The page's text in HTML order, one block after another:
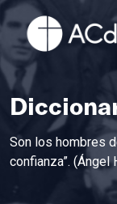
Son los hombres
confianza”. (Ángel